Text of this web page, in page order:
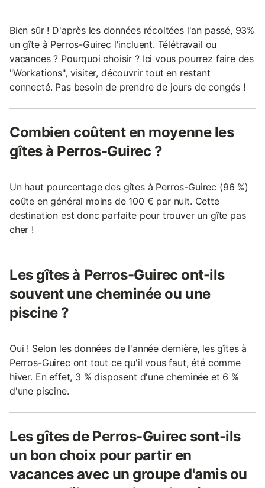
Bien sûr ! D'après les données récoltées l'an passé, 93%
un gîte à Perros-Guirec l'incluent. Télétravail ou
vacances ? Pourquoi choisir ? Ici vous pourrez faire des
"Workations", visiter, découvrir tout en restant
connecté. Pas besoin de prendre de jours de congés !
Combien coûtent en moyenne les
gîtes à Perros-Guirec ?
Un haut pourcentage des gîtes à Perros-Guirec (96 %)
coûte en général moins de 100 € par nuit. Cette
destination est donc parfaite pour trouver un gîte pas
cher !
Les gîtes à Perros-Guirec ont-ils
souvent une cheminée ou une
piscine ?
Oui ! Selon les données de l'année dernière, les gîtes à
Perros-Guirec ont tout ce qu'il vous faut, été comme
hiver. En effet, 3 % disposent d'une cheminée et 6 %
d'une piscine.
Les gîtes de Perros-Guirec sont-ils
un bon choix pour partir en
vacances avec un groupe d'amis ou